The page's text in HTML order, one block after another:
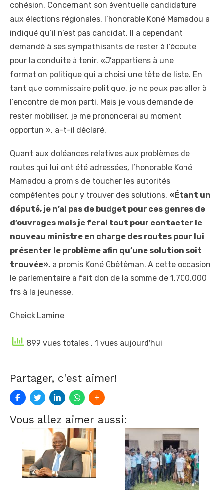
cohésion. Concernant son éventuelle candidature
aux élections régionales, l’honorable Koné Mamadou a
indiqué qu’il n’est pas candidat. Il a cependant
demandé à ses sympathisants de rester à l’écoute
pour la conduite à tenir. «J’appartiens à une
formation politique qui a choisi une tête de liste. En
tant que commissaire politique, je ne peux pas aller à
l’encontre de mon parti. Mais je vous demande de
rester mobiliser, je me prononcerai au moment
opportun », a-t-il déclaré.
Quant aux doléances relatives aux problèmes de
routes qui lui ont été adressées, l’honorable Koné
Mamadou a promis de toucher les autorités
compétentes pour y trouver des solutions. «Étant un
député, je n’ai pas de budget pour ces genres de
d’ouvrages mais je ferai tout pour contacter le
nouveau ministre en charge des routes pour lui
présenter le problème afin qu’une solution soit
trouvée», a promis Koné Gbêtêman. A cette occasion
le parlementaire a fait don de la somme de 1.700.000
frs à la jeunesse.
Cheick Lamine
899 vues totales , 1 vues aujourd'hui
Partager, c'est aimer!
Vous allez aimer aussi: